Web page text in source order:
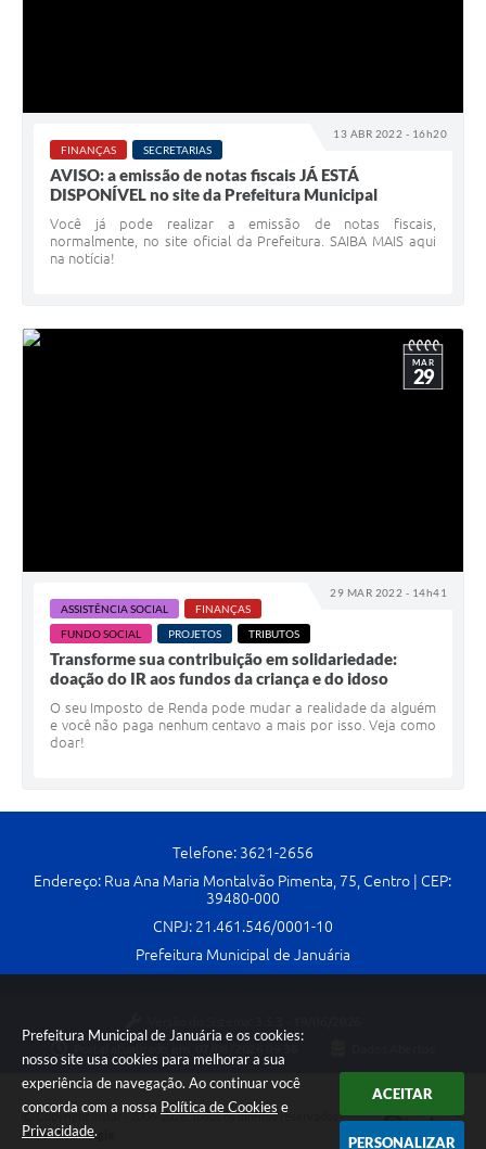
Prefeitura Municipal de Januária e os cookies:
nosso site usa cookies para melhorar a sua
experiência de navegação. Ao continuar você
concorda com a nossa Política de Cookies e
Privacidade.
ACEITAR
PERSONALIZAR
13 ABR 2022 - 16h20
FINANÇAS SECRETARIAS
AVISO: a emissão de notas fiscais JÁ ESTÁ
DISPONÍVEL no site da Prefeitura Municipal
Você já pode realizar a emissão de notas fiscais,
normalmente, no site oficial da Prefeitura. SAIBA MAIS aqui
na notícia!
29 MAR 2022 - 14h41
MAR
29
ASSISTÊNCIA SOCIAL
FINANÇAS
FUNDO SOCIAL
PROJETOS TRIBUTOS
Transforme sua contribuição em solidariedade:
doação do IR aos fundos da criança e do idoso
O seu Imposto de Renda pode mudar a realidade da alguém
e você não paga nenhum centavo a mais por isso. Veja como
doar!
Telefone: 3621-2656
Endereço: Rua Ana Maria Montalvão Pimenta, 75, Centro | CEP:
39480-000
CNPJ: 21.461.546/0001-10
Prefeitura Municipal de Januária
Copyright Instar - 2006-2026. Todos os direitos reservados -
Instar Tecnologia